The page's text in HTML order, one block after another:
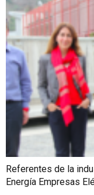
Referentes de la
Energía Empresas